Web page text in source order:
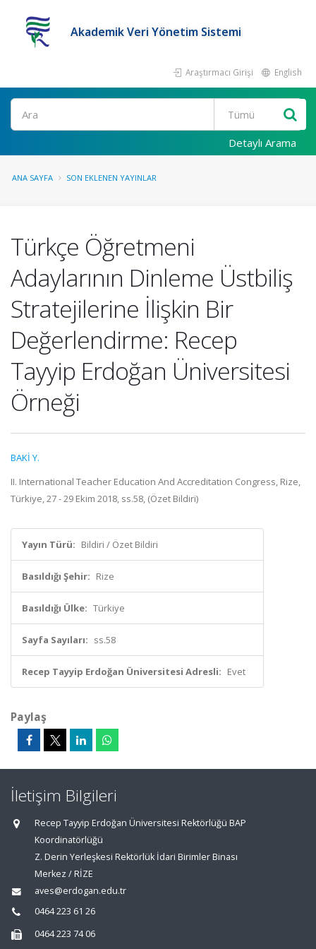
Akademik Veri Yönetim Sistemi
Araştırmacı Girişi English
Ara
Detaylı Arama
ANA SAYFA SON EKLENEN YAYINLAR
Türkçe Öğretmeni
Adaylarının Dinleme Üstbiliş
Stratejilerine İlişkin Bir
Değerlendirme: Recep
Tayyip Erdoğan Üniversitesi
Örneği
BAKİ Y.
II. International Teacher Education And Accreditation Congress, Rize,
Türkiye, 27 - 29 Ekim 2018, ss.58, (Özet Bildiri)
Yayın Türü: Bildiri / Özet Bildiri
Basıldığı Şehir: Rize
Basıldığı Ülke: Türkiye
Sayfa Sayıları: ss.58
Recep Tayyip Erdoğan Üniversitesi Adresli: Evet
Paylaş
İletişim Bilgileri
Recep Tayyip Erdoğan Üniversitesi Rektörlüğü BAP
Koordinatörlüğü
Z. Derin Yerleşkesi Rektörlük İdari Birimler Binası
Merkez / RİZE
aves@erdogan.edu.tr
0464 223 61 26
0464 223 74 06